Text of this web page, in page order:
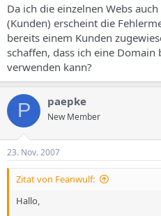
Da ich die einzelnen Webs
(Kunden) erscheint die
bereits einem Kunden
schaffen, dass ich eine Domain
verwenden kann?
P paepke
New Member
23. Nov. 2007
Zitat von Feanwulf:
Hallo,